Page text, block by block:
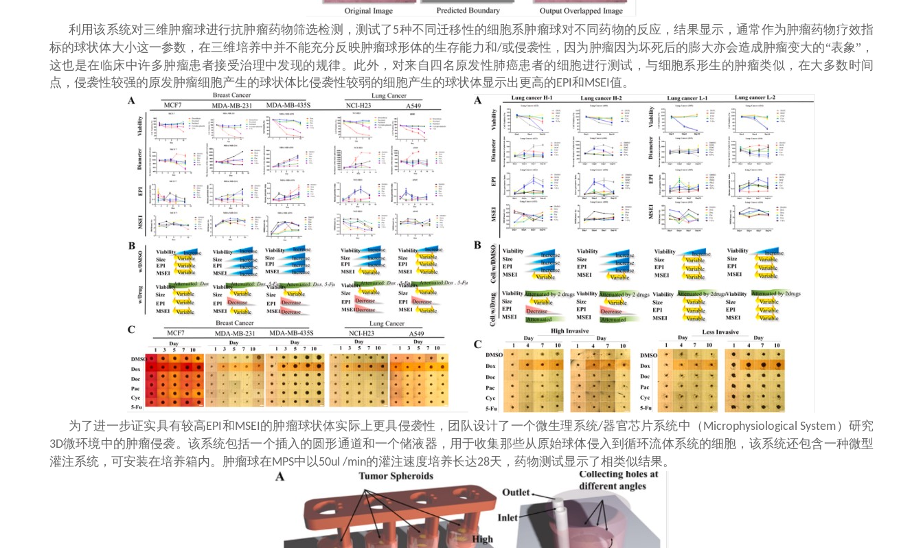
利用该系统对三维肿瘤球进行抗肿瘤药物筛选检测，测试了5种不同迁移性的细胞系肿瘤球对不同药物的反应，结果显示，通常作为肿瘤药物疗效指
标的球状体大小这一参数，在三维培养中并不能充分反映肿瘤球形体的生存能力和/或侵袭性，因为肿瘤因为坏死后的膨大亦会造成肿瘤变大的“表象”，
这也是在临床中许多肿瘤患者接受治理中发现的规律。此外，对来自四名原发性肺癌患者的细胞进行测试，与细胞系形生的肿瘤类似，在大多数时间
点，侵袭性较强的原发肿瘤细胞产生的球状体比侵袭性较弱的细胞产生的球状体显示出更高的EPI和MSEI值。
为了进一步证实具有较高EPI和MSEI的肿瘤球状体实际上更具侵袭性，团队设计了一个微生理系统/器官芯片系统中（ Microphysiological System ）研究
3D微环境中的肿瘤侵袭。该系统包括一个插入的圆形通道和一个储液器，用于收集那些从原始球体侵入到循环流体系统的细胞，该系统还包含一种微型
灌注系统，可安装在培养箱内。肿瘤球在MPS中以50ul /min的灌注速度培养长达28天，药物测试显示了相类似结果。